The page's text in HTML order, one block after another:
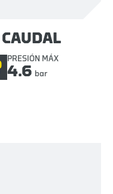
PRESIÓN MÁX
4.6 bar